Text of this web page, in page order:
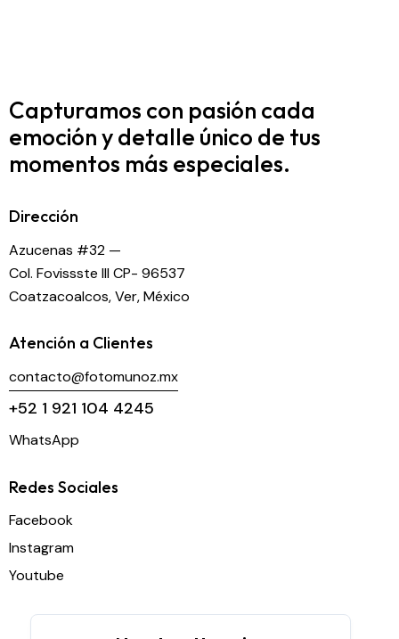
Capturamos con pasión cada
emoción y detalle único de tus
momentos más especiales.
Dirección
Azucenas #32 —
Col. Fovissste III CP- 96537
Coatzacoalcos, Ver, México
Atención a Clientes
contacto@fotomunoz.mx
+52 1 921 104 4245
WhatsApp
Redes Sociales
Facebook
Instagram
Youtube